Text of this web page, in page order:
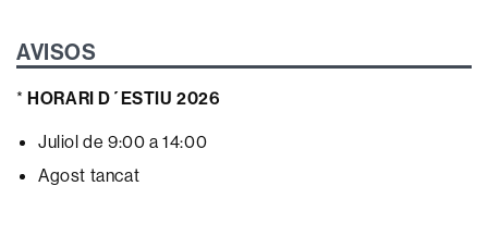
AVISOS
*HORARI D´ESTIU 2026
Juliol de 9:00 a 14:00
Agost tancat